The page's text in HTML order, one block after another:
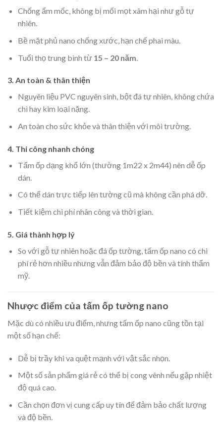
Chống ẩm mốc, không bị mối mọt xâm hại như gỗ tự
nhiên.
Bề mặt phủ nano chống xước, hạn chế phai màu.
Tuổi thọ trung bình từ 15 – 20 năm
3. An toàn & thân thiện
Nguyên liệu PVC nguyên sinh, bột đá tự nhiên, không chứa
chì hay kim loại nặng.
An toàn cho sức khỏe và thân thiện với môi trường.
4. Thi công nhanh chóng
Tấm ốp dạng khổ lớn (thường 1m22 x 2m44) nên dễ ốp
dán.
Có thể dán trực tiếp lên tường cũ mà không cần phá dỡ.
Tiết kiệm chi phí nhân công và thời gian.
5. Giá thành hợp lý
So với gỗ tự nhiên hoặc đá ốp tường, tấm ốp nano có chi
phí rẻ hơn nhiều nhưng vẫn đảm bảo độ bền và tính thẩm
mỹ.
Nhược điểm của tấm ốp tường nano
Mặc dù có nhiều ưu điểm, nhưng tấm ốp nano cũng tồn tại
một số hạn chế:
Dễ bị trầy khi va quệt mạnh với vật sắc nhọn.
Một số sản phẩm giá rẻ có thể bị cong vênh nếu gặp nhiệt
độ quá cao.
Cần chọn đơn vị cung cấp uy tín để đảm bảo chất lượng
và độ bền.